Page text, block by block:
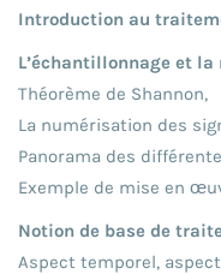
Introduction au
L’échantillonnage et
Théorème de Shannon,
La numérisation des
Panorama des
Exemple de mise en
Notion de base de
Aspect temporel,